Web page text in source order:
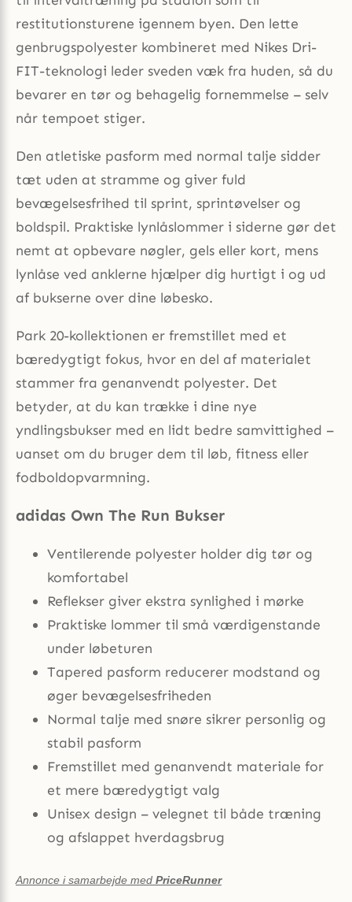
restitutionsturene igennem byen. Den lette
genbrugspolyester kombineret med Nikes Dri-
FIT-teknologi leder sveden væk fra huden, så du
bevarer en tør og behagelig fornemmelse – selv
når tempoet stiger.
Den atletiske pasform med normal talje sidder
tæt uden at stramme og giver fuld
bevægelsesfrihed til sprint, sprintøvelser og
boldspil. Praktiske lynlåslommer i siderne gør det
nemt at opbevare nøgler, gels eller kort, mens
lynlåse ved anklerne hjælper dig hurtigt i og ud
af bukserne over dine løbesko.
Park 20-kollektionen er fremstillet med et
bæredygtigt fokus, hvor en del af materialet
stammer fra genanvendt polyester. Det
betyder, at du kan trække i dine nye
yndlingsbukser med en lidt bedre samvittighed –
uanset om du bruger dem til løb, fitness eller
fodboldopvarmning.
adidas Own The Run Bukser
Ventilerende polyester holder dig tør og
komfortabel
Reflekser giver ekstra synlighed i mørke
Praktiske lommer til små værdigenstande
under løbeturen
Tapered pasform reducerer modstand og
øger bevægelsesfriheden
Normal talje med snøre sikrer personlig og
stabil pasform
Fremstillet med genanvendt materiale for
et mere bæredygtigt valg
Unisex design – velegnet til både træning
og afslappet hverdagsbrug
Annonce i samarbejde med PriceRunner